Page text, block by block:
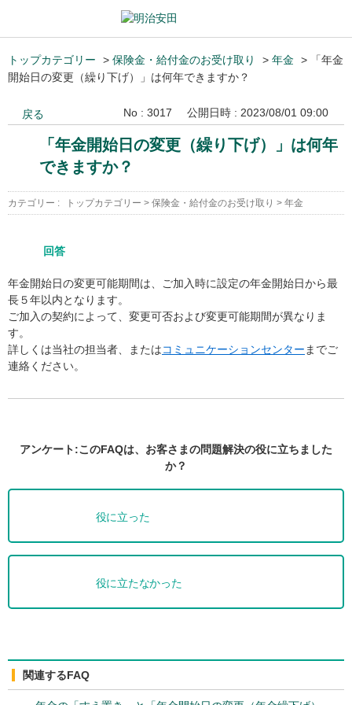
トップカテゴリー > 保険金・給付金のお受け取り > 年金 >
「年金
開始日の変更（繰り下げ）」は何年できますか？
戻る No : 3017 公開日時 : 2023/08/01 09:00
「年金開始日の変更（繰り下げ）」は何年
できますか？
カテゴリー : トップカテゴリー > 保険金・給付金のお受け取り > 年金
回答
年金開始日の変更可能期間は、ご加入時に設定の年金開始日から最
長５年以内となります。
ご加入の契約によって、変更可否および変更可能期間が異なりま
す。
詳しくは当社の担当者、またはコミュニケーションセンター までご
連絡ください。
アンケート:このFAQは、お客さまの問題解決の役に立ちました
か？
役に立った
役に立たなかった
関連するFAQ